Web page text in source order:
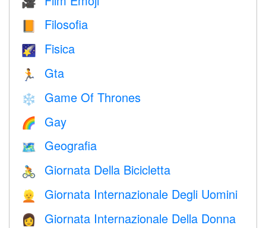
📙 Filosofia
🌠 Fisica
🏃 Gta
❄️ Game Of Thrones
🌈 Gay
🗺 Geografia
🚴 Giornata Della Bicicletta
👱 Giornata Internazionale Degli Uomini
👩 Giornata Internazionale Della Donna